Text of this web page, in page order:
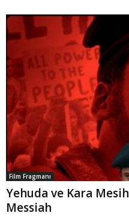
Film Fragmanı
Yehuda ve Kara
Messiah